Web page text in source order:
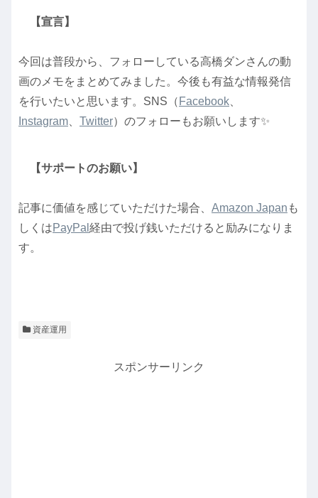
【宣言】
今回は普段から、フォローしている高橋ダンさんの動
画のメモをまとめてみました。今後も有益な情報発信
を行いたいと思います。SNS（ Facebook
Instagram
Twitter）のフォローもお願いします✨
【サポートのお願い】
記事に価値を感じていただけた場合、 Amazon Japan も
しくはPayPal 経由で投げ銭いただけると励みになりま
す。
資産運用
スポンサーリンク